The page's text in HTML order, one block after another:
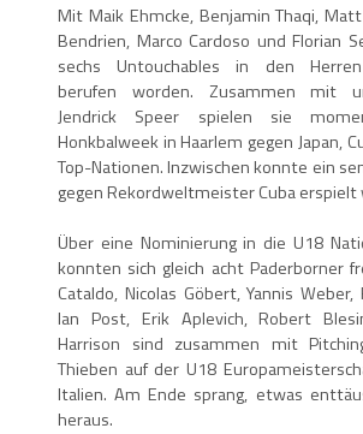
Mit Maik Ehmcke, Benjamin Thaqi,
Bendrien, Marco Cardoso und Florian
sechs Untouchables in den
berufen worden. Zusammen mit
Jendrick Speer spielen sie
Honkbalweek in Haarlem gegen Japan,
Top-Nationen. Inzwischen konnte ein
gegen Rekordweltmeister Cuba erspielt
Über eine Nominierung in die U18
konnten sich gleich acht Paderborner
Cataldo, Nicolas Göbert, Yannis
Ian Post, Erik Aplevich, Robert
Harrison sind zusammen mit
Thieben auf der U18
Italien. Am Ende sprang, etwas
heraus.